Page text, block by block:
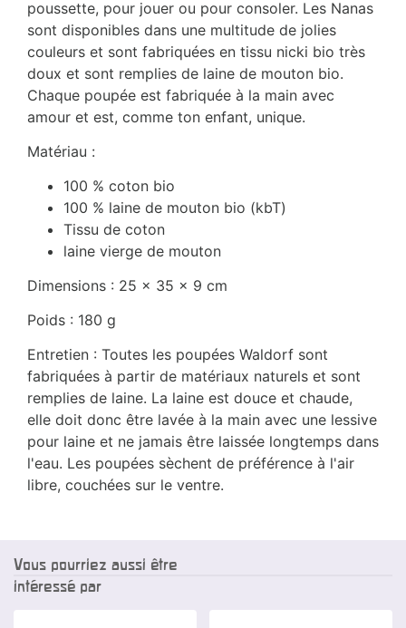
poussette, pour jouer ou pour consoler. Les Nanas
sont disponibles dans une multitude de jolies
couleurs et sont fabriquées en tissu nicki bio très
doux et sont remplies de laine de mouton bio.
Chaque poupée est fabriquée à la main avec
amour et est, comme ton enfant, unique.
Matériau :
100 % coton bio
100 % laine de mouton bio (kbT)
Tissu de coton
laine vierge de mouton
Dimensions : 25 x 35 x 9 cm
Poids : 180 g
Entretien : Toutes les poupées Waldorf sont
fabriquées à partir de matériaux naturels et sont
remplies de laine. La laine est douce et chaude,
elle doit donc être lavée à la main avec une lessive
pour laine et ne jamais être laissée longtemps dans
l'eau. Les poupées sèchent de préférence à l'air
libre, couchées sur le ventre.
Vous pourriez aussi être
intéressé par